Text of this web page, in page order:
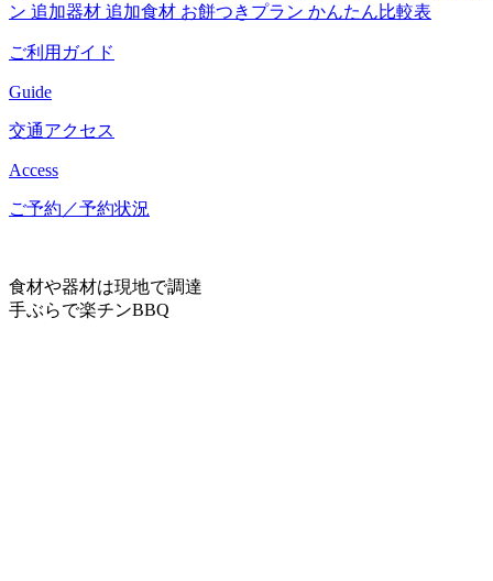
ン 追加器材 追加食材 お餅つきプラン かんたん比較表
ご利用ガイド
Guide
交通アクセス
Access
ご予約／予約状況
食材や器材は現地で調達
手ぶらで楽チンBBQ